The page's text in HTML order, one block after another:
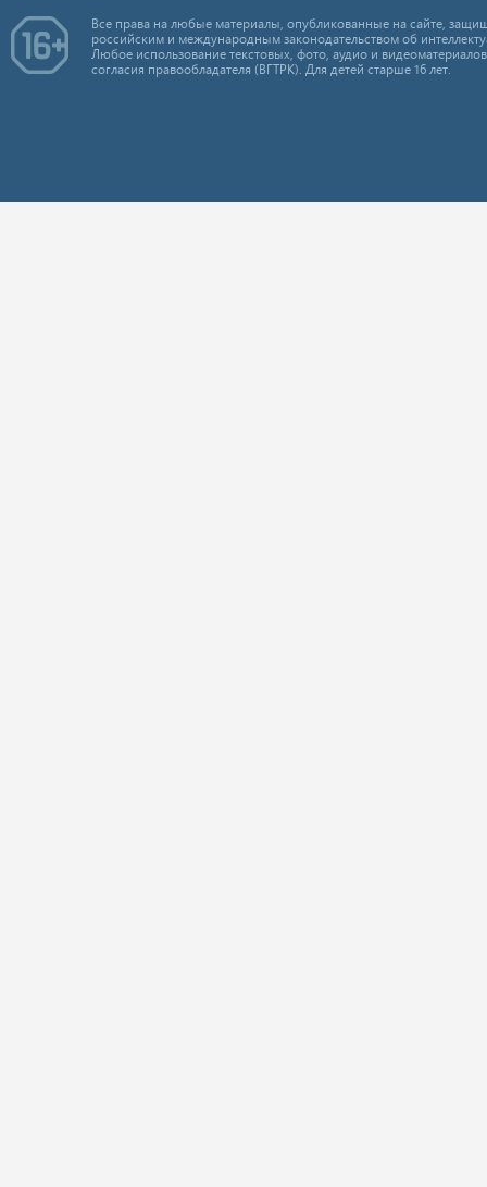
Все права на любые материалы, опубликованные на сайте,
российским и международным законодательством об
Любое использование текстовых, фото, аудио и
согласия правообладателя (ВГТРК). Для детей старше 16 лет.